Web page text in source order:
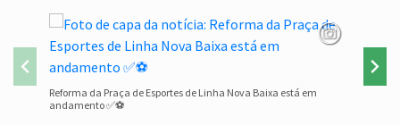
Reforma da Praça de Esportes de Linha Nova Baixa está em
andamento ✅⚽
Família